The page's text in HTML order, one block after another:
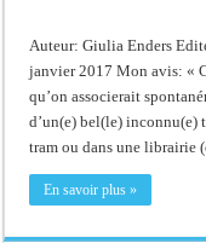
Auteur: Giulia Enders
janvier 2017 Mon avis: «
qu’on associerait
d’un(e) bel(le) inconnu(e)
tram ou dans une librairie
En savoir plus »